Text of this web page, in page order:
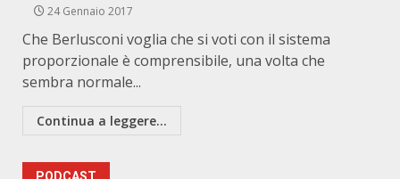
24 Gennaio 2017
Che Berlusconi voglia che si voti con il sistema
proporzionale è comprensibile, una volta che
sembra normale...
Continua a leggere...